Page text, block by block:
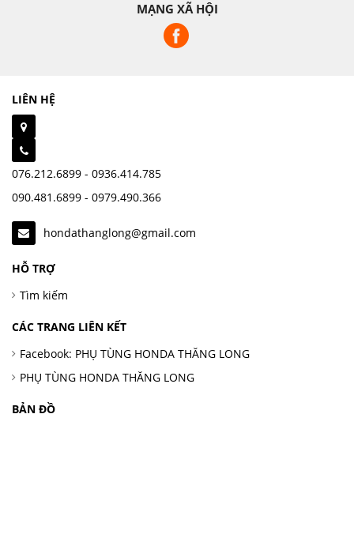
MẠNG XÃ HỘI
LIÊN HỆ
076.212.6899 - 0936.414.785
090.481.6899 - 0979.490.366
hondathanglong@gmail.com
HỖ TRỢ
Tìm kiếm
CÁC TRANG LIÊN KẾT
Facebook: PHỤ TÙNG HONDA THĂNG LONG
PHỤ TÙNG HONDA THĂNG LONG
BẢN ĐỒ